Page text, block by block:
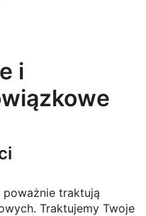
i
traktują
Traktujemy Twoje